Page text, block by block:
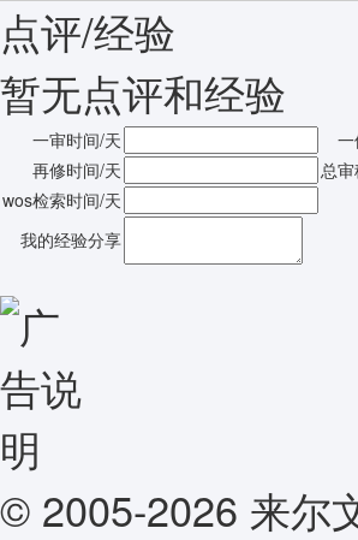
点评/经验
暂无点评和经验
一审时间/天
再修时间/天
总
wos检索时间/天
我的经验分享
© 2005-2026 来尔